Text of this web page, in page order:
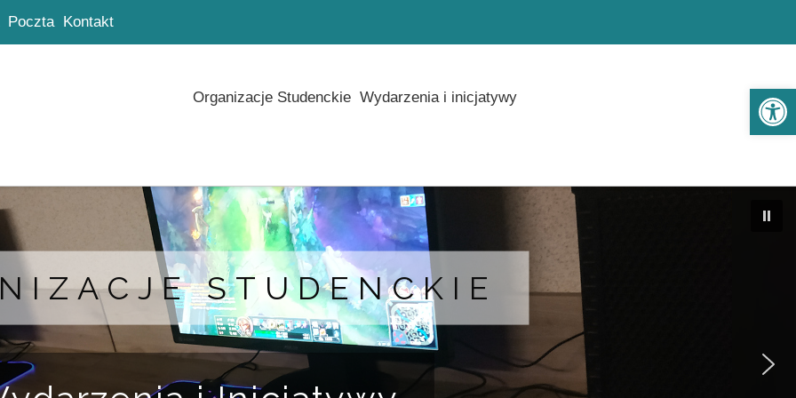
Poczta Kontakt
Organizacje Studenckie Wydarzenia i inicjatywy
STUDENCKIE